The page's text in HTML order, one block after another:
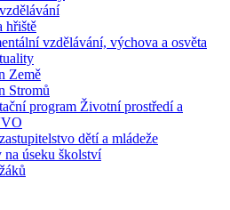
hřiště
vzdělávání, výchova a osvěta
Země
Stromů
program Životní prostředí a
dětí a mládeže
na úseku školství